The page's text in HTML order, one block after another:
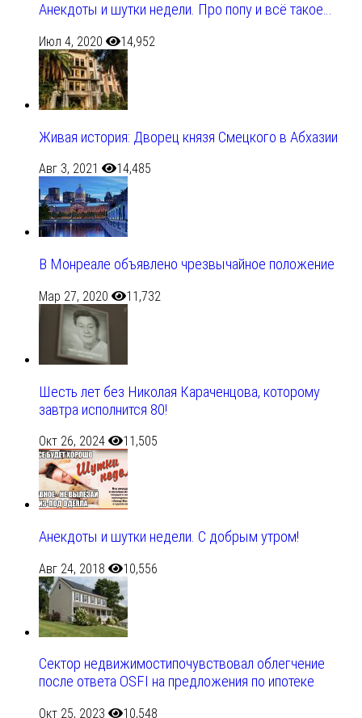
Анекдоты и шутки недели. Про попу и всё такое…
Июл 4, 2020 14,952
Живая история: Дворец князя Смецкого в Абхазии
Авг 3, 2021 14,485
В Монреале объявлено чрезвычайное положение
Мар 27, 2020 11,732
Шесть лет без Николая Караченцова, которому
завтра исполнится 80!
Окт 26, 2024 11,505
Анекдоты и шутки недели. С добрым утром!
Авг 24, 2018 10,556
Сектор недвижимостипочувствовал облегчение
после ответа OSFI на предложения по ипотеке
Окт 25, 2023 10,548